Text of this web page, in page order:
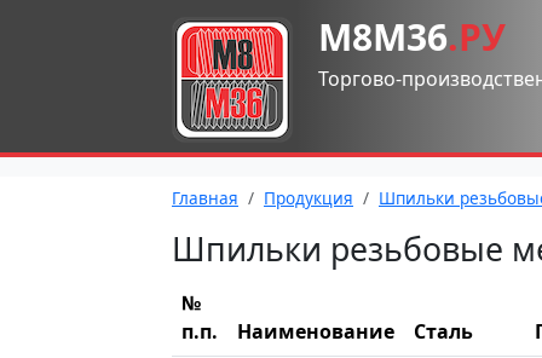
М8М36.РУ
Торгово-
Главная Продукция Шпильки
Шпильки резьбовые
№
п.п.
Наименование Сталь